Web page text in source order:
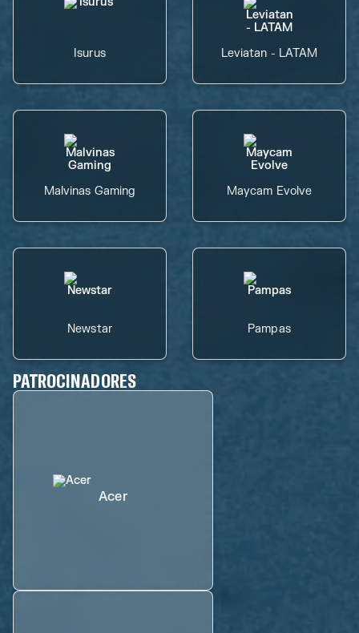
Isurus Leviatan - LATAM
Malvinas Gaming Maycam Evolve
Newstar Pampas
PATROCINADORES
Acer